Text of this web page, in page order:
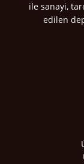
ile sanayi,
edilen